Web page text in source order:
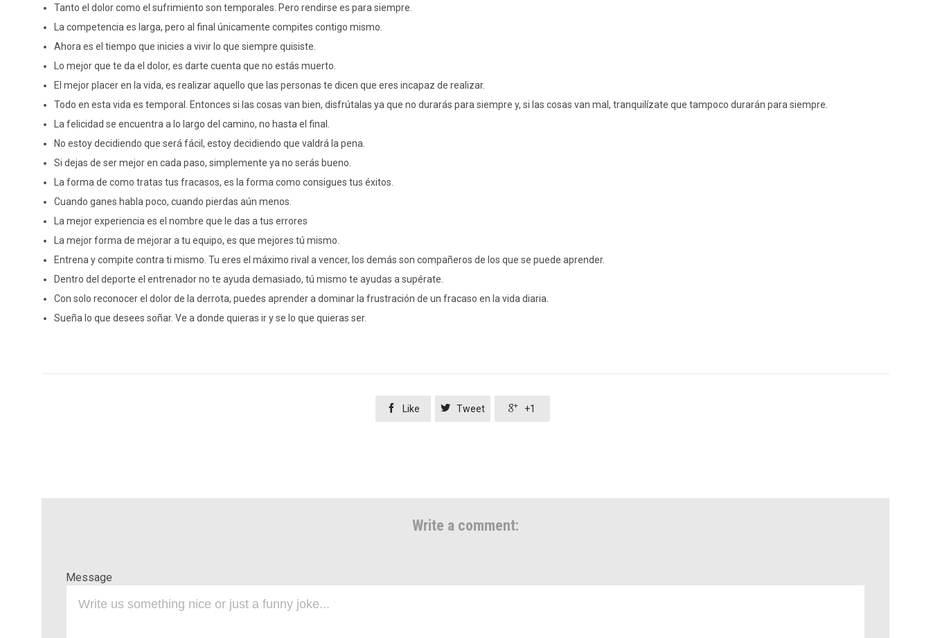
Tanto el dolor como el sufrimiento son temporales. Pero rendirse es para siempre.
La competencia es larga, pero al final únicamente compites contigo mismo.
Ahora es el tiempo que inicies a vivir lo que siempre quisiste.
Lo mejor que te da el dolor, es darte cuenta que no estás muerto.
El mejor placer en la vida, es realizar aquello que las personas te dicen que eres incapaz de realizar.
Todo en esta vida es temporal. Entonces si las cosas van bien, disfrútalas ya que no durarás para siempre y, si las cosas van mal, tranquilízate que tampoco durarán para siempre.
La felicidad se encuentra a lo largo del camino, no hasta el final.
No estoy decidiendo que será fácil, estoy decidiendo que valdrá la pena.
Si dejas de ser mejor en cada paso, simplemente ya no serás bueno.
La forma de como tratas tus fracasos, es la forma como consigues tus éxitos.
Cuando ganes habla poco, cuando pierdas aún menos.
La mejor experiencia es el nombre que le das a tus errores
La mejor forma de mejorar a tu equipo, es que mejores tú mismo.
Entrena y compite contra ti mismo. Tu eres el máximo rival a vencer, los demás son compañeros de los que se puede aprender.
Dentro del deporte el entrenador no te ayuda demasiado, tú mismo te ayudas a supérate.
Con solo reconocer el dolor de la derrota, puedes aprender a dominar la frustración de un fracaso en la vida diaria.
Sueña lo que desees soñar. Ve a donde quieras ir y se lo que quieras ser.
 Like  Tweet  +1
Write a comment:
Message